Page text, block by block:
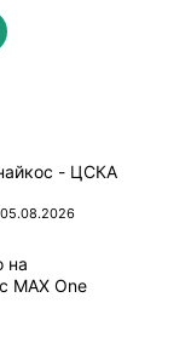
- ЦСКА
на
MAX One